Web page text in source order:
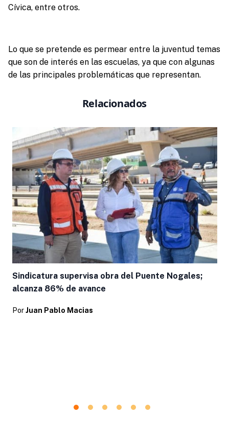
Cívica, entre otros.
Lo que se pretende es permear entre la juventud temas
que son de interés en las escuelas, ya que con algunas
de las principales problemáticas que representan.
Relacionados
Sindicatura supervisa obra del Puente Nogales;
alcanza 86% de avance
Por Juan Pablo Macias